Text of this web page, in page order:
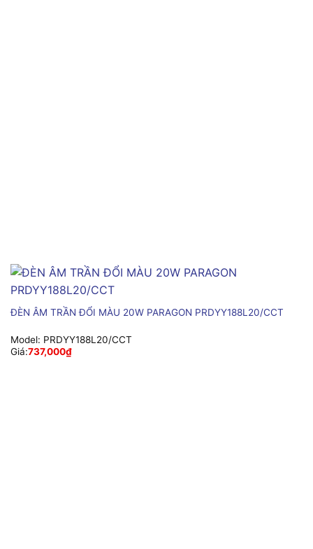
ĐÈN ÂM TRẦN ĐỔI MÀU 20W PARAGON PRDYY188L20/CCT
Model: PRDYY188L20/CCT
Giá:737,000₫